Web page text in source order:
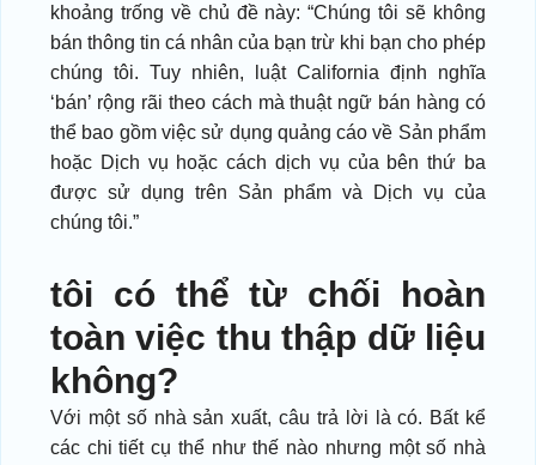
khoảng trống về chủ đề này: “Chúng tôi sẽ không
bán thông tin cá nhân của bạn trừ khi bạn cho phép
chúng tôi. Tuy nhiên, luật California định nghĩa
‘bán’ rộng rãi theo cách mà thuật ngữ bán hàng có
thể bao gồm việc sử dụng quảng cáo về Sản phẩm
hoặc Dịch vụ hoặc cách dịch vụ của bên thứ ba
được sử dụng trên Sản phẩm và Dịch vụ của
chúng tôi.”
tôi có thể từ chối hoàn
toàn việc thu thập dữ liệu
không?
Với một số nhà sản xuất, câu trả lời là có. Bất kể
các chi tiết cụ thể như thế nào nhưng một số nhà